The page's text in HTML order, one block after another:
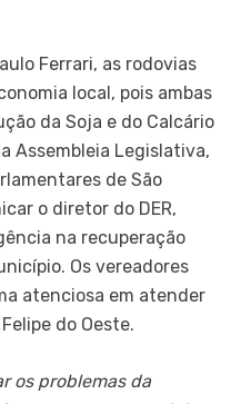
Ferrari, as rodovias
local, pois ambas
da Soja e do Calcário
Assembleia Legislativa,
de São
o diretor do DER,
na recuperação
Os vereadores
atenciosa em atender
do Oeste.
os problemas da